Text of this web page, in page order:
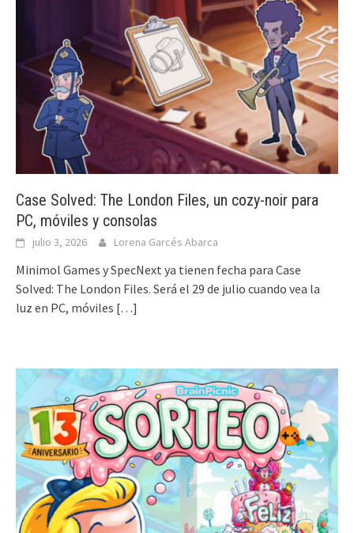
Case Solved: The London Files, un cozy-noir para
PC, móviles y consolas
julio 3, 2026 Lorena Garcés Abarca
Minimol Games y SpecNext ya tienen fecha para Case
Solved: The London Files. Será el 29 de julio cuando vea la
luz en PC, móviles […]